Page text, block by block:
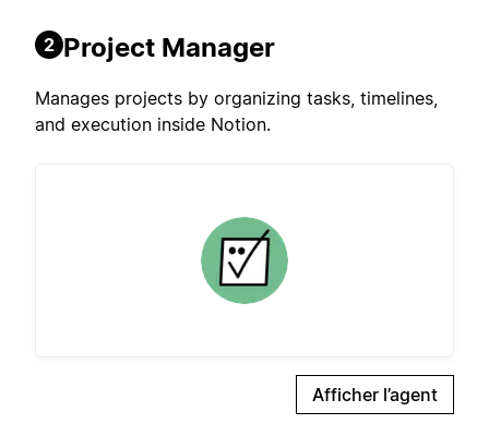
2 Project Manager
Manages projects by organizing tasks, timelines,
and execution inside Notion.
Afficher l’agent